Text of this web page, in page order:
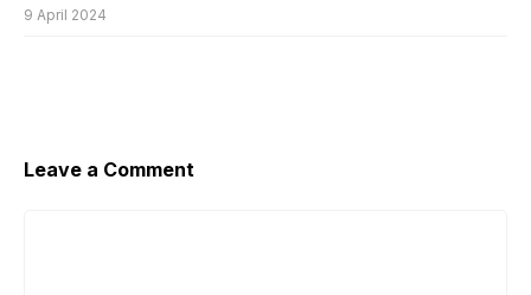
9 April 2024
Leave a Comment